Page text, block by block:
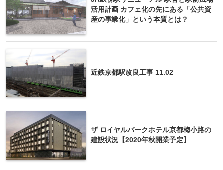
活用計画 カフェ化の先にある「公共資
産の事業化」という本質とは？
近鉄京都駅改良工事 11.02
ザ ロイヤルパークホテル京都梅小路の
建設状況【2020年秋開業予定】